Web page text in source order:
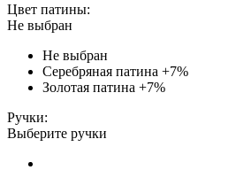
Цвет патины:
Не выбран
Не выбран
Серебряная патина +7%
Золотая патина +7%
Ручки:
Выберите ручки